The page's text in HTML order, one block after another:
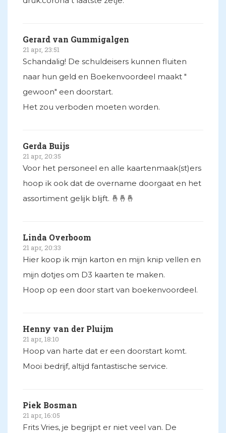
Gerard van Gummigalgen
21 apr, 23:51
Schandalig! De schuldeisers kunnen fluiten
naar hun geld en Boekenvoordeel maakt "
gewoon" een doorstart.
Het zou verboden moeten worden.
Gerda Buijs
21 apr, 20:35
Voor het personeel en alle kaartenmaak(st)ers
hoop ik ook dat de overname doorgaat en het
assortiment gelijk blijft. 🤞🤞🤞
Linda Overboom
21 apr, 20:33
Hier koop ik mijn karton en mijn knip vellen en
mijn dotjes om D3 kaarten te maken.
Hoop op een door start van boekenvoordeel.
Henny van der Pluijm
21 apr, 18:10
Hoop van harte dat er een doorstart komt.
Mooi bedrijf, altijd fantastische service.
Piek Bosman
21 apr, 16:05
Frits Vries, je begrijpt er niet veel van. De